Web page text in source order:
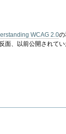
WCAG 2.0の
、以前公開されて